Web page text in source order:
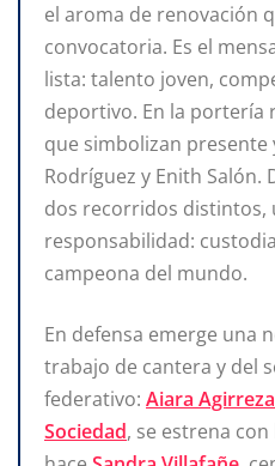
el aroma de renovación
convocatoria. Es el
lista: talento joven,
deportivo. En la portería
que simbolizan presente
Rodríguez y Enith Salón.
dos recorridos distintos,
responsabilidad:
campeona del mundo.
En defensa emerge una
trabajo de cantera y del
federativo: Aiara
Sociedad, se estrena